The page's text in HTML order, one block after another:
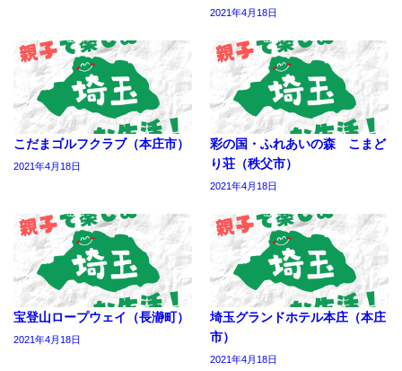
2021年4月18日
こだまゴルフクラブ（本庄市）
2021年4月18日
彩の国・ふれあいの森 こまど
り荘（秩父市）
2021年4月18日
宝登山ロープウェイ（長瀞町）
2021年4月18日
埼玉グランドホテル本庄（本庄
市）
2021年4月18日